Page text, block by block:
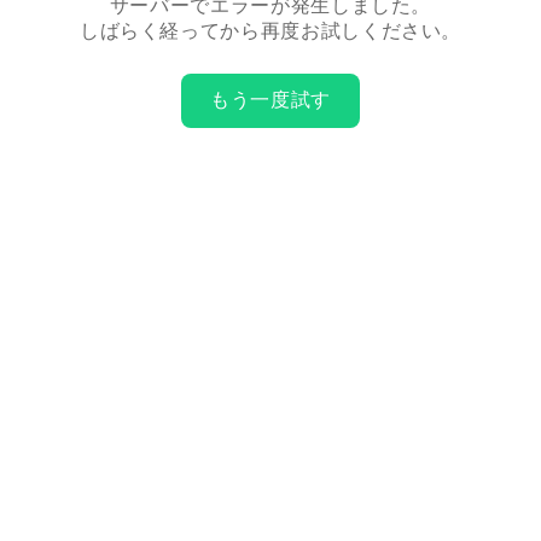
サーバーでエラーが発生しました。
しばらく経ってから再度お試しください。
もう一度試す